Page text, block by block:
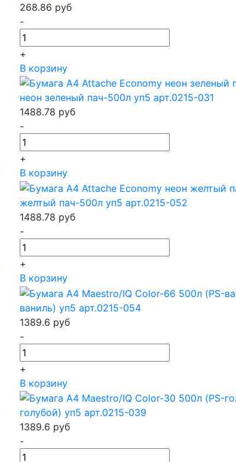
268.86 руб
-
+
В корзину
неон зеленый пач-500л уп5 арт.0215-031
1488.78 руб
-
+
В корзину
желтый пач-500л уп5 арт.0215-052
1488.78 руб
-
+
В корзину
ваниль) уп5 арт.0215-054
1389.6 руб
-
+
В корзину
голубой) уп5 арт.0215-039
1389.6 руб
-